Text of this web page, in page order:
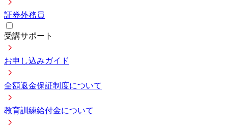
証券外務員
受講サポート
お申し込みガイド
全額返金保証制度について
教育訓練給付金について